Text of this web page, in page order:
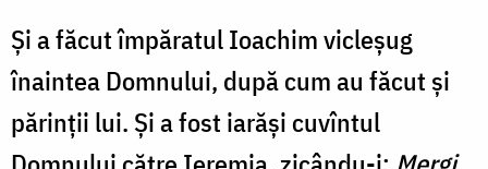
Și a făcut împăratul Ioachim vicleșug
înaintea Domnului, după cum au făcut și
părinții lui. Și a fost iarăși cuvîntul